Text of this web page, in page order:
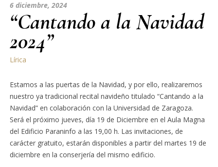
6 diciembre, 2024
“Cantando a la Navidad
2024”
Lírica
Estamos a las puertas de la Navidad, y por ello, realizaremos
nuestro ya tradicional recital navideño titulado “Cantando a la
Navidad” en colaboración con la Universidad de Zaragoza.
Será el próximo jueves, día 19 de Diciembre en el Aula Magna
del Edificio Paraninfo a las 19,00 h. Las invitaciones, de
carácter gratuito, estarán disponibles a partir del martes 19 de
diciembre en la conserjería del mismo edificio.